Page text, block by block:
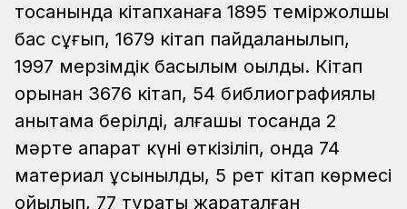
тоқсанында кітапханаға 1895 теміржолшы
бас сұғып, 1679 кітап пайдаланылып,
1997 мерзімдік басылым оқылды. Кітап
қорынан 3676 кітап, 54 библиографиялық
анықтама берілді, алғашқы тоқсанда 2
мәрте ақпарат күні өткізіліп, онда 74
материал ұсынылды, 5 рет кітап көрмесі
қойылып, 77 тұрақты жарақталған